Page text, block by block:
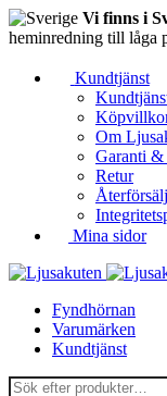
Vi finns i
heminredning till låga
Kundtjänst
Om
Garanti &
Retur
Mina sidor
Fyndhörnan
Varumärken
Kundtjänst
Produktsökning